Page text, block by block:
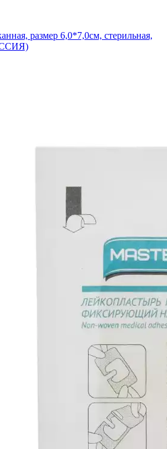
размер 6,0*7,0см, стерильная,